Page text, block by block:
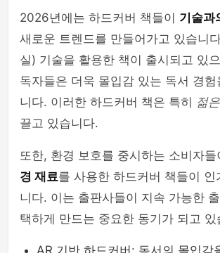
2026년에는 하드커버 책들이 기술과
새로운 트렌드를 만들어가고 있습니
실) 기술을 활용한 책이 출시되고 있
독자들은 더욱 몰입감 있는 독서 경
니다. 이러한 하드커버 책은 특히 젊
끌고 있습니다.
또한, 환경 보호를 중시하는 소비자들
경 재료를 사용한 하드커버 책들이 인
니다. 이는 출판사들이 지속 가능한
택하게 만드는 중요한 동기가 되고 있
AR 기반 하드커버: 독서의 몰입감